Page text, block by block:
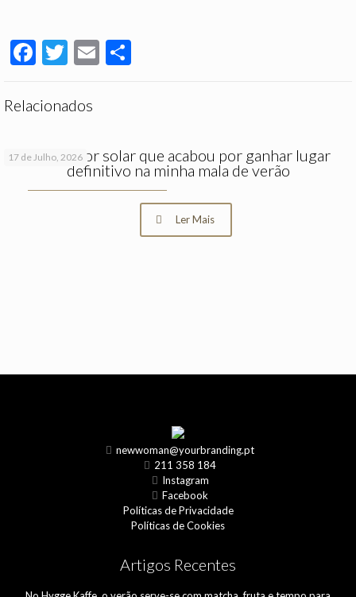
Facebook
Twitter
Email
Relacionados
17 de Julho, 2026
O protetor solar que acabou por ganhar lugar
definitivo na minha mala de verão
Ler Mais
newwoman@yourbranding.pt
211 358 184
Instagram
Facebook
Políticas de Privacidade
Políticas de Cookies
Artigos Recentes